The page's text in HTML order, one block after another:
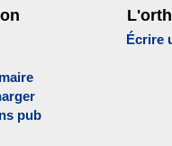
pub
Écrire